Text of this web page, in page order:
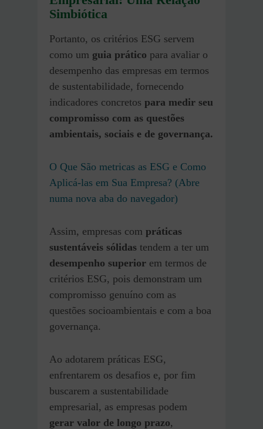
Simbiótica
Portanto, os critérios ESG servem
como um guia prático para avaliar o
desempenho das empresas em termos
de sustentabilidade, fornecendo
indicadores concretos para medir seu
compromisso com as questões
ambientais, sociais e de governança.
O Que São metricas as ESG e Como
Aplicá-las em Sua Empresa? (Abre
numa nova aba do navegador)
Assim, empresas com práticas
sustentáveis sólidas tendem a ter um
desempenho superior em termos de
critérios ESG, pois demonstram um
compromisso genuíno com as
questões socioambientais e com a boa
governança.
Ao adotarem práticas ESG,
enfrentarem os desafios e, por fim
buscarem a sustentabilidade
empresarial, as empresas podem
gerar valor de longo prazo,